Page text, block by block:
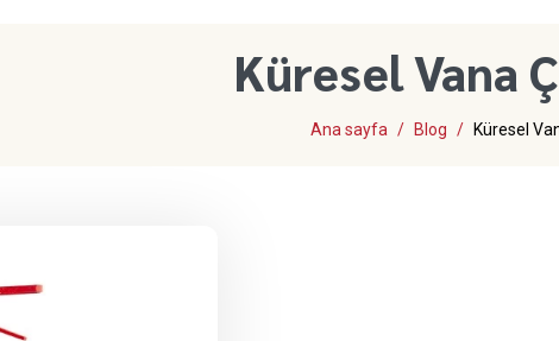
Küresel Vana
Ana sayfa Blog Küresel